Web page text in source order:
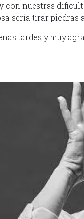
con nuestras
sería tirar piedras
tardes y muy